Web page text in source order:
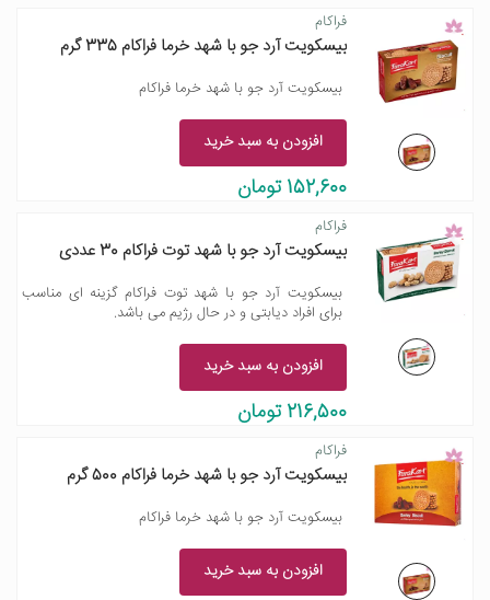
فراکام
بیسکویت آرد جو با شهد خرما فراکام 335 گرم
بیسکویت آرد جو با شهد خرما فراکام
افزودن به سبد خرید
152,600 تومان
فراکام
بیسکویت آرد جو با شهد توت فراکام 30 عددی
بیسکویت آرد جو با شهد توت فراکام گزینه ای مناسب
برای افراد دیابتی و در حال رژیم می باشد.
افزودن به سبد خرید
216,500 تومان
فراکام
بیسکویت آرد جو با شهد خرما فراکام 500 گرم
بیسکویت آرد جو با شهد خرما فراکام
افزودن به سبد خرید